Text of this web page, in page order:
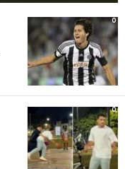
0
0